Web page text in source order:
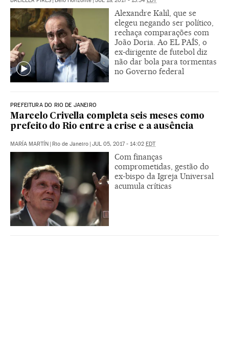
Alexandre Kalil, que se
elegeu negando ser político,
rechaça comparações com
João Doria. Ao EL PAÍS, o
ex-dirigente de futebol diz
não dar bola para tormentas
no Governo federal
PREFEITURA DO RIO DE JANEIRO
Marcelo Crivella completa seis meses como
prefeito do Rio entre a crise e a ausência
MARÍA MARTÍN | Rio de Janeiro | JUL 05, 2017 - 14:02 EDT
Com finanças
comprometidas, gestão do
ex-bispo da Igreja Universal
acumula críticas